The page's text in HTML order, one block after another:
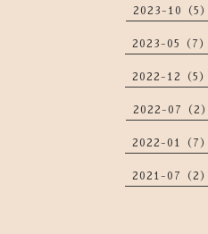
2023-10（5）
2023-05（7）
2022-12（5）
2022-07（2）
2022-01（7）
2021-07（2）